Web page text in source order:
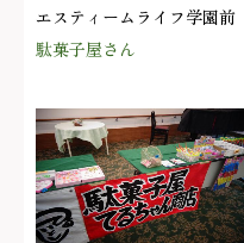
エスティームライフ学園前
駄菓子屋さん